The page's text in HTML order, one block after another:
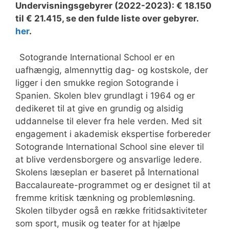
Undervisningsgebyrer (2022-2023): € 18.150
til € 21.415, se den fulde liste over gebyrer.
her.
Sotogrande International School er en
uafhængig, almennyttig dag- og kostskole, der
ligger i den smukke region Sotogrande i
Spanien. Skolen blev grundlagt i 1964 og er
dedikeret til at give en grundig og alsidig
uddannelse til elever fra hele verden. Med sit
engagement i akademisk ekspertise forbereder
Sotogrande International School sine elever til
at blive verdensborgere og ansvarlige ledere.
Skolens læseplan er baseret på International
Baccalaureate-programmet og er designet til at
fremme kritisk tænkning og problemløsning.
Skolen tilbyder også en række fritidsaktiviteter
som sport, musik og teater for at hjælpe